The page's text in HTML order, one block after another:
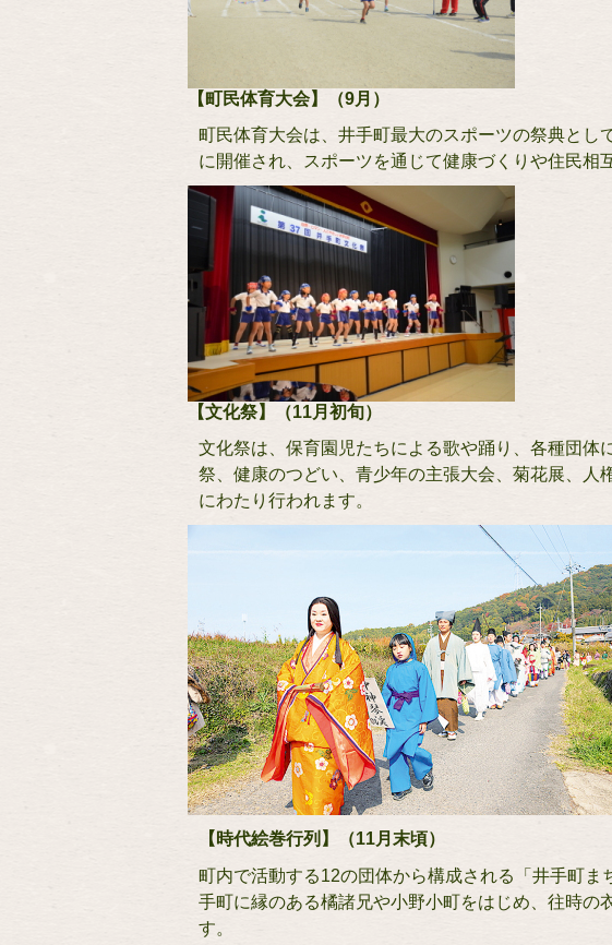
【町民体育大会】（9月）
町民体育大会は、井手町最大のスポーツの祭典とし
に開催され、スポーツを通じて健康づくりや住民相
【文化祭】（11月初旬）
文化祭は、保育園児たちによる歌や踊り、各種団体
祭、健康のつどい、青少年の主張大会、菊花展、人
にわたり行われます。
【時代絵巻行列】（11月末頃）
町内で活動する12の団体から構成される「井手町
手町に縁のある橘諸兄や小野小町をはじめ、往時の
す。